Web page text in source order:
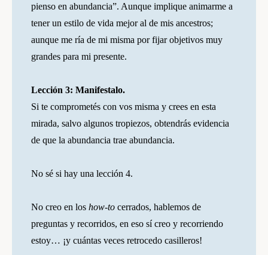
pienso en abundancia”. Aunque implique animarme a
tener un estilo de vida mejor al de mis ancestros;
aunque me ría de mi misma por fijar objetivos muy
grandes para mi presente.
Lección 3: Manifestalo.
Si te comprometés con vos misma y crees en esta
mirada, salvo algunos tropiezos, obtendrás evidencia
de que la abundancia trae abundancia.
No sé si hay una lección 4.
No creo en los how-to cerrados, hablemos de
preguntas y recorridos, en eso sí creo y recorriendo
estoy… ¡y cuántas veces retrocedo casilleros!